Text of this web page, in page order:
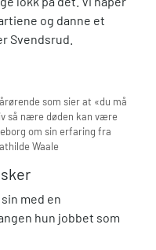
og danne et
Svendsrud.
som sier at «du må
så nære døden kan være
om sin erfaring fra
Waale
med en
hun jobbet som